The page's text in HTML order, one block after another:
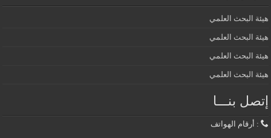
هيئة البحث العلمي
هيئة البحث العلمي
هيئة البحث العلمي
هيئة البحث العلمي
إتصل بنـــا
: أرقام الهواتف